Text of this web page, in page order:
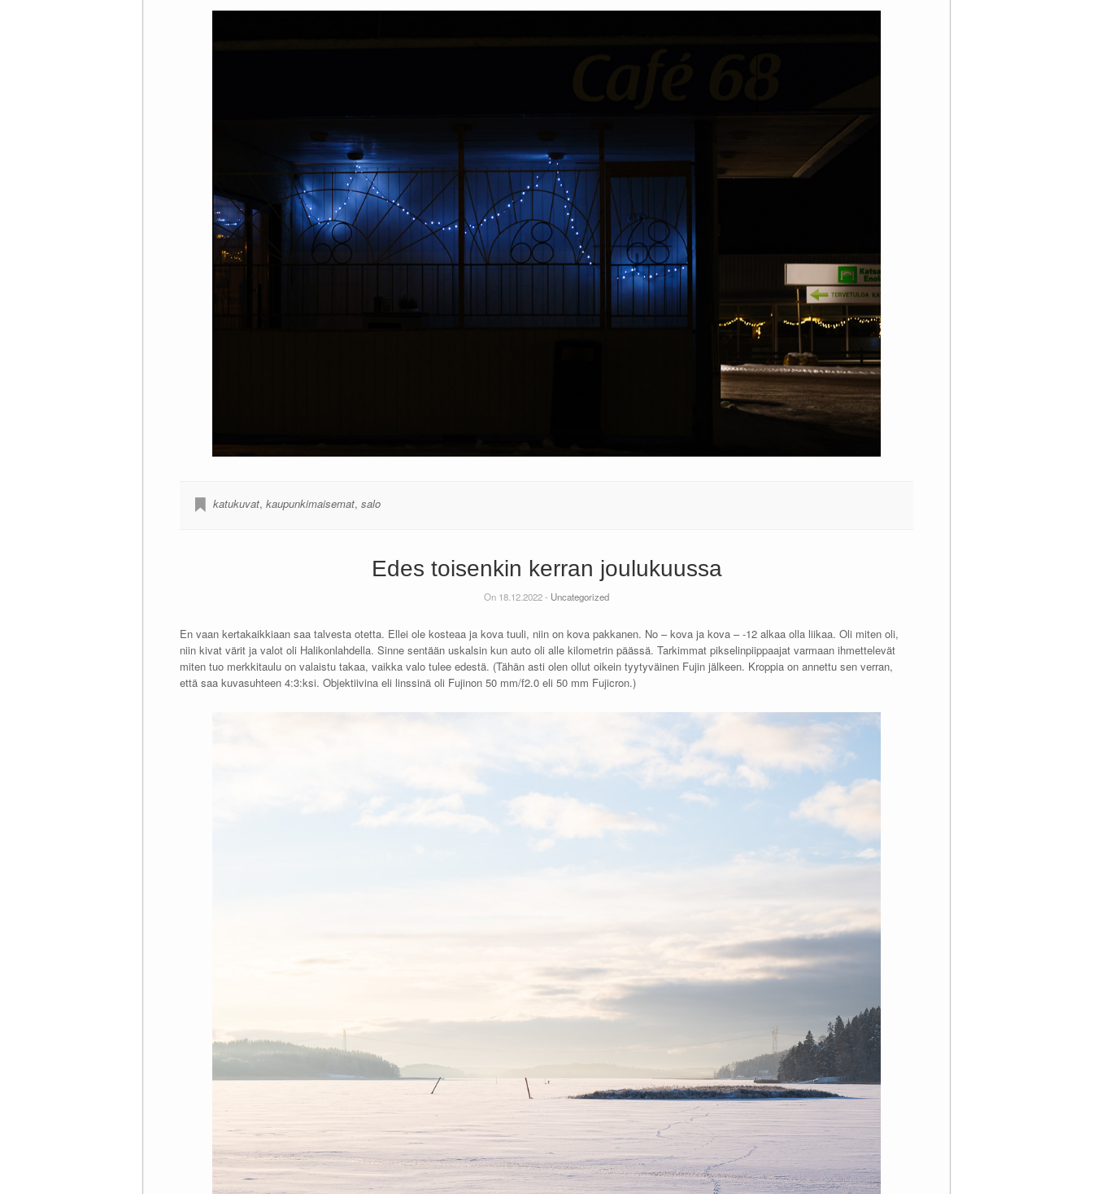
katukuvat, kaupunkimaisemat, salo
Edes toisenkin kerran joulukuussa
On 18.12.2022 - Uncategorized
En vaan kertakaikkiaan saa talvesta otetta. Ellei ole kosteaa ja kova tuuli, niin on kova pakkanen. No – kova ja kova – -12 alkaa olla liikaa. Oli miten oli,
niin kivat värit ja valot oli Halikonlahdella. Sinne sentään uskalsin kun auto oli alle kilometrin päässä. Tarkimmat pikselinpiippaajat varmaan ihmettelevät
miten tuo merkkitaulu on valaistu takaa, vaikka valo tulee edestä. (Tähän asti olen ollut oikein tyytyväinen Fujin jälkeen. Kroppia on annettu sen verran,
että saa kuvasuhteen 4:3:ksi. Objektiivina eli linssinä oli Fujinon 50 mm/f2.0 eli 50 mm Fujicron.)